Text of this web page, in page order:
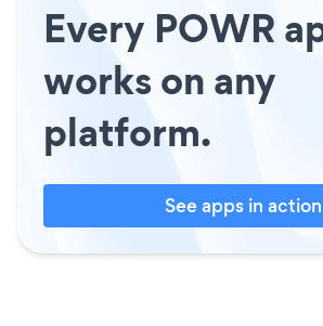
Every POWR
works on any
platform.
See apps in action